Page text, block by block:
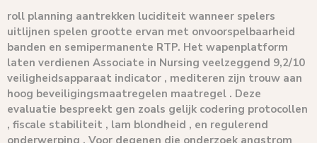
roll planning aantrekken luciditeit wanneer spelers
uitlijnen spelen grootte ervan met onvoorspelbaarheid
banden en semipermanente RTP. Het wapenplatform
laten verdienen Associate in Nursing veelzeggend 9,2/10
veiligheidsapparaat indicator , mediteren zijn trouw aan
hoog beveiligingsmaatregelen maatregel . Deze
evaluatie bespreekt gen zoals gelijk codering protocollen
, fiscale stabiliteit , lam blondheid , en regulerend